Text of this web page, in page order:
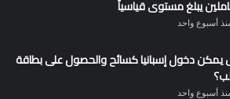
يبلغ مستوى قياسياً
أسبوع واحد
دخول إسبانيا كسائح والحصول على بطاقة
أسبوع واحد